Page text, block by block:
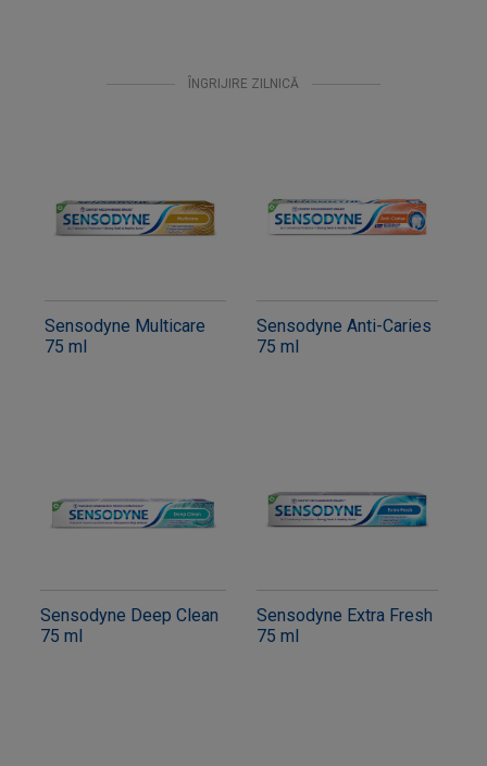
ÎNGRIJIRE ZILNICĂ
Sensodyne Multicare
75 ml
Sensodyne Anti-Caries
75 ml
Sensodyne Deep Clean
75 ml
Sensodyne Extra Fresh
75 ml